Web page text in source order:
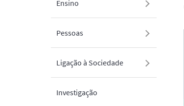
Ensino
Pessoas
Ligação à Sociedade
Investigação